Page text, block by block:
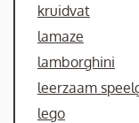
kruidvat
lamaze
lamborghini
leerzaam
lego